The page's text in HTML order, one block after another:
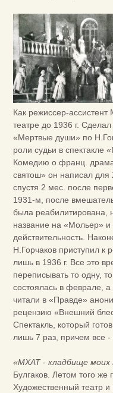
Как режиссер-
театре до 1936 г.
«Мертвые души» по
роли судьи в спектакле
Комедию о франц.
святош» он написал для
спустя 2 мес. после
1931-м, после
была реабилитирована,
название на «Мольер» и
действительность.
Н.Горчаков приступил к
лишь в 1936 г. Все это
переписывать то одну,
состоялась в феврале,
читали в «Правде»
рецензию «Внешний
Спектакль, который
лишь 7 раз, причем все
«МХАТ - кладбище моих
Булгаков. Летом того же
Художественный театр